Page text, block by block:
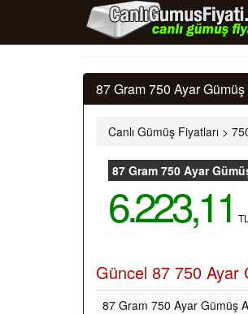
87 Gram 750 Ayar
Canlı Gümüş Fiyatları >
87 Gram 750 Ayar
6.223,11 TL
Güncel 87 750 Ayar
87 Gram 750 Ayar Gümüş